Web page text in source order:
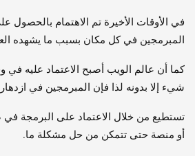
في الأوقات الأخيرة تم الاهتمام بالحصول
المبرمجين في كل مكان بسبب ما يشهده
كما أن عالم الويب أصبح الاعتماد عليه في
شيء إلا بدونه لذا فإن المبرمجين في
تستطيع من خلال الاعتماد على البرمجة
أو منصة حتى تتمكن من حل مشكلة ما.